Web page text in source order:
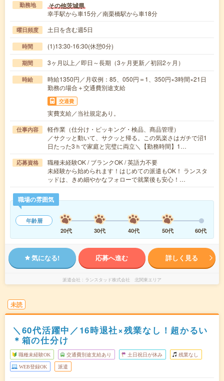
勤務地 その他茨城県
幸手駅から車15分／南栗橋駅から車18分
曜日頻度 土日を含む週5日
時間 (1)13:30-16:30(休憩0分)
期間 3ヶ月以上／即日～長期（3ヶ月更新／初回2ヶ月）
時給
時給1350円／月収例：85、050円＝1、350円×3時間×21日
勤務の場合＋交通費別途支給
交通費
実費支給／当社規定あり。
仕事内容
軽作業（仕分け・ピッキング・検品、商品管理）
／サクッと動いて、サクッと帰る。この気楽さはガチで沼1
日たった3ｈで家庭と完璧に両立＼【勤務時間】1…
応募資格
職種未経験OK / ブランクOK / 英語力不要
未経験から始められます！はじめての派遣もOK！ ランスタ
ッドは、きめ細やかなフォローで就業後も安心！…
職場の雰囲気
年齢層
20代
30代 40代 50代 60代
気になる! 応募へ進む 詳しく見る
派遣会社 ランスタッド株式会社 北関東エリア
未読
＼60代活躍中／16時退社×残業なし！超かるい
＊箱の仕分け
職種未経験OK 交通費別途支給あり 土日祝日が休み 残業なし
WEB登録OK 派遣